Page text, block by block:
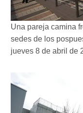
Una pareja camina
sedes de los
jueves 8 de abril de